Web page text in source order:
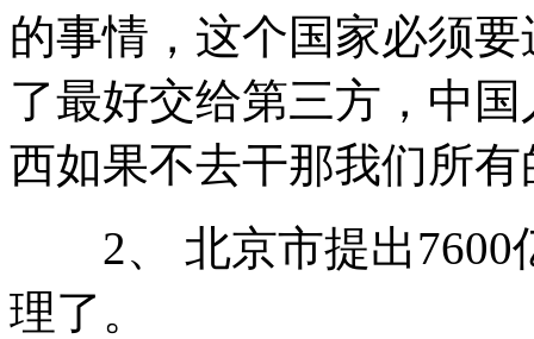
的事情，这个国家必须
了最好交给第三方，中
西如果不去干那我们所
2、 北京市提出7600
理了。